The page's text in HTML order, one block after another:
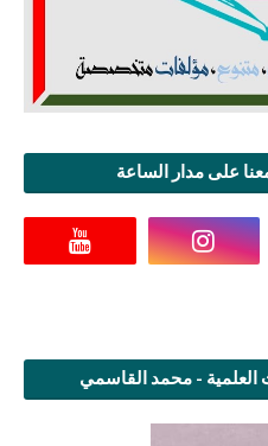
على مدار الساعة
العلمية - محمد القاسمي